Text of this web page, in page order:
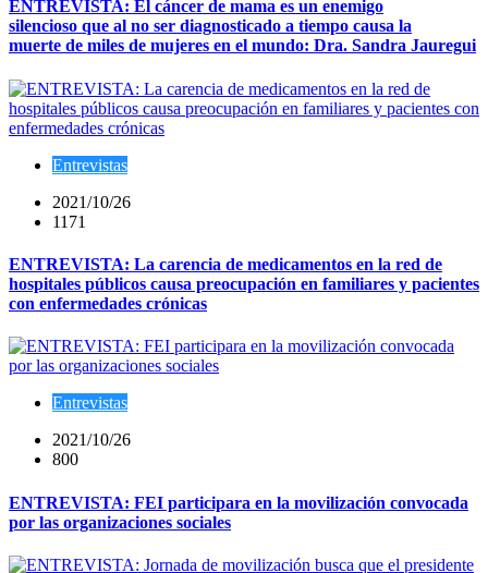
ENTREVISTA: El cáncer de mama es un enemigo
silencioso que al no ser diagnosticado a tiempo causa la
muerte de miles de mujeres en el mundo: Dra. Sandra Jauregui
Entrevistas
2021/10/26
1171
ENTREVISTA: La carencia de medicamentos en la red de
hospitales públicos causa preocupación en familiares y pacientes
con enfermedades crónicas
Entrevistas
2021/10/26
800
ENTREVISTA: FEI participara en la movilización convocada
por las organizaciones sociales